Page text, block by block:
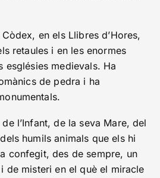
en els Llibres d’Hores,
retaules i en les enormes
esglésies medievals. Ha
de pedra i ha
l’Infant, de la seva Mare, del
humils animals que els hi
confegit, des de sempre, un
de misteri en el què el miracle